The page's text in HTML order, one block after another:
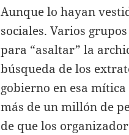
Aunque lo hayan
sociales. Varios
para “asaltar” la
búsqueda de los
gobierno en esa
más de un millón de
de que los